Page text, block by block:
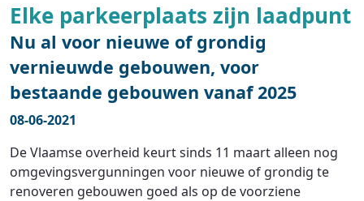
Elke parkeerplaats zijn laadpunt
Nu al voor nieuwe of grondig
vernieuwde gebouwen, voor
bestaande gebouwen vanaf 2025
08-06-2021
De Vlaamse overheid keurt sinds 11 maart alleen nog
omgevingsvergunningen voor nieuwe of grondig te
renoveren gebouwen goed als op de voorziene